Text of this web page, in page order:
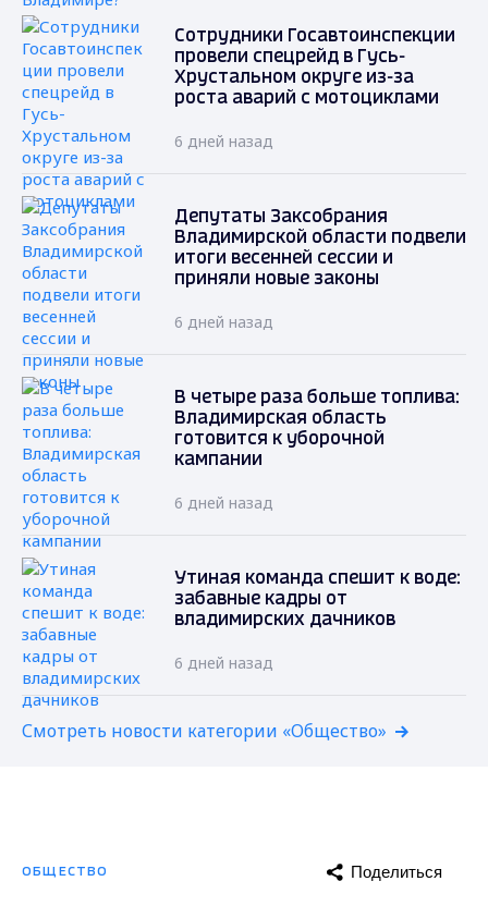
Сотрудники Госавтоинспекции
провели спецрейд в Гусь-
Хрустальном округе из-за
роста аварий с мотоциклами
6 дней назад
Депутаты Заксобрания
Владимирской области подвели
итоги весенней сессии и
приняли новые законы
6 дней назад
В четыре раза больше топлива:
Владимирская область
готовится к уборочной
кампании
6 дней назад
Утиная команда спешит к воде:
забавные кадры от
владимирских дачников
6 дней назад
Смотреть новости категории «Общество»
ОБЩЕСТВО Поделиться